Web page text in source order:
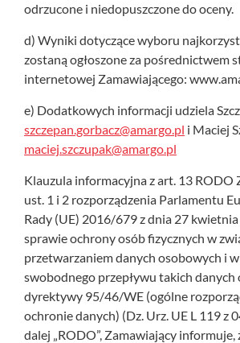
odrzucone i niedopuszczone do oceny.
d) Wyniki dotyczące wyboru
zostaną ogłoszone za pośrednictwem
internetowej Zamawiającego:
e) Dodatkowych informacji udziela
szczepan.gorbacz@amargo.pl i Maciej
maciej.szczupak@amargo.pl
Klauzula informacyjna z art. 13 RODO
ust. 1 i 2 rozporządzenia Parlamentu
Rady (UE) 2016/679 z dnia 27
sprawie ochrony osób fizycznych w
przetwarzaniem danych osobowych i
swobodnego przepływu takich danych
dyrektywy 95/46/WE (ogólne
ochronie danych) (Dz. Urz. UE L 119 z
dalej „RODO”, Zamawiający informuje,